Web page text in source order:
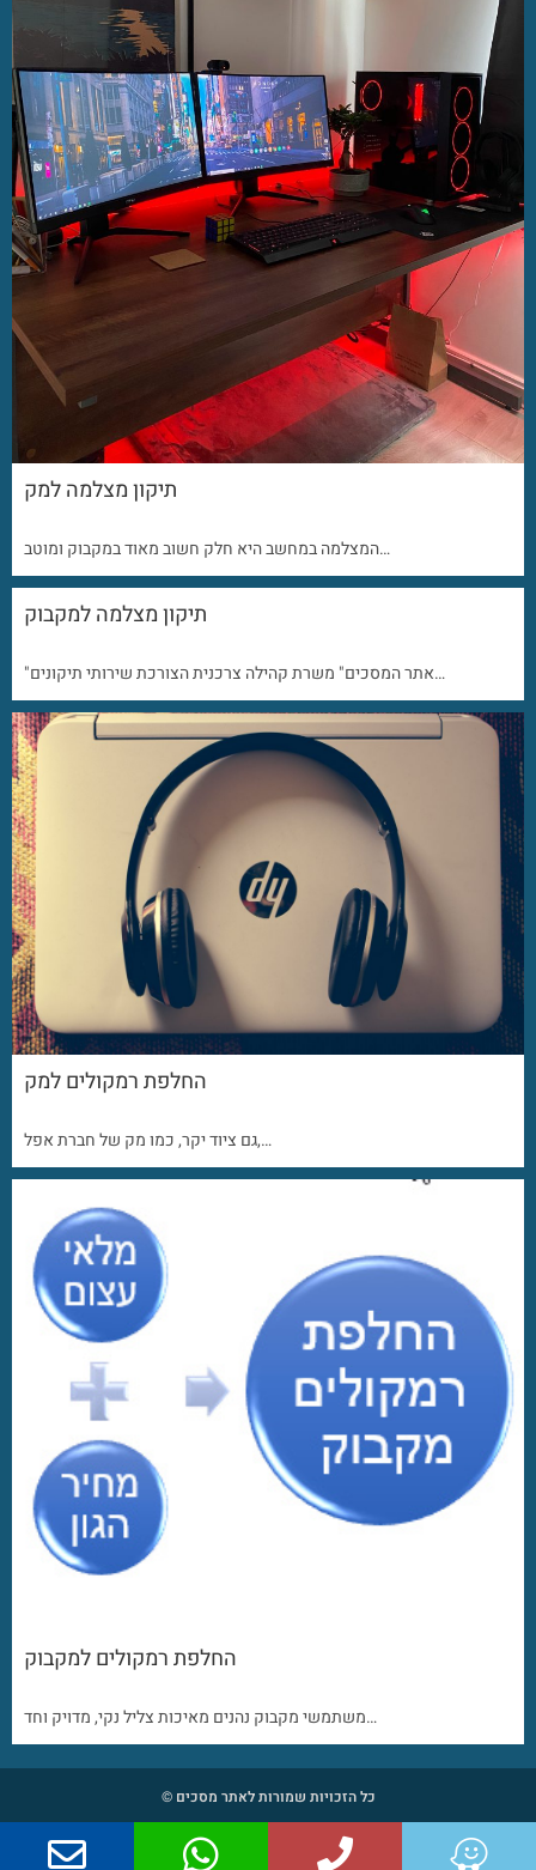
תיקון מצלמה למק
המצלמה במחשב היא חלק חשוב מאוד במקבוק ומוטב…
תיקון מצלמה למקבוק
"אתר המסכים" משרת קהילה צרכנית הצורכת שירותי תיקונים…
החלפת רמקולים למק
גם ציוד יקר, כמו מק של חברת אפל,…
החלפת רמקולים למקבוק
משתמשי מקבוק נהנים מאיכות צליל נקי, מדויק וחד…
כל הזכויות שמורות לאתר מסכים ©